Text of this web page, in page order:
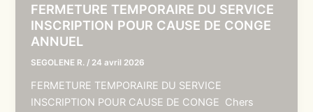
FERMETURE TEMPORAIRE DU SERVICE
INSCRIPTION POUR CAUSE DE CONGE
ANNUEL
SEGOLENE R. / 24 avril 2026
FERMETURE TEMPORAIRE DU SERVICE
INSCRIPTION POUR CAUSE DE CONGE Chers